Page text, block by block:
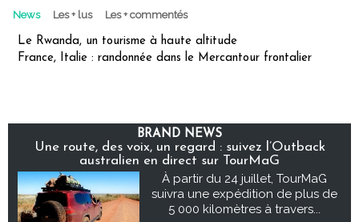
News Les + lus Les + commentés
Le Rwanda, un tourisme à haute altitude
France, Italie : randonnée dans le Mercantour frontalier
BRAND NEWS
Une route, des voix, un regard : suivez l’Outback
australien en direct sur TourMaG
À partir du 24 juillet, TourMaG
suivra une expédition de plus de
5 000 kilomètres à travers...